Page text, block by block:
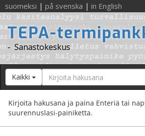
suomeksi | på svenska | in English
TEPA-
- Sanastokeskus
Kaikki Hakusana